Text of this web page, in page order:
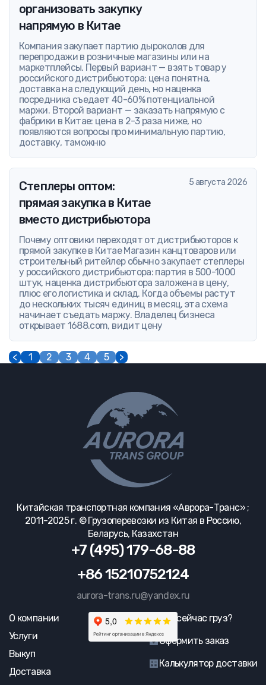
организовать закупку
напрямую в Китае
Компания закупает партию дыроколов для
перепродажи в розничные магазины или на
маркетплейсы. Первый вариант — взять товар у
российского дистрибьютора: цена понятна,
доставка на следующий день, но наценка
посредника съедает 40-60% потенциальной
маржи. Второй вариант — заказать напрямую с
фабрики в Китае: цена в 2-3 раза ниже, но
появляются вопросы про минимальную партию,
доставку, таможню
Степлеры оптом:
прямая закупка в Китае
вместо дистрибьютора
5 августа 2026
Почему оптовики переходят от дистрибьюторов к
прямой закупке в Китае Магазин канцтоваров или
строительный ритейлер обычно закупает степлеры
у российского дистрибьютора: партия в 500-1000
штук, наценка дистрибьютора заложена в цену,
плюс его логистика и склад. Когда объемы растут
до нескольких тысяч единиц в месяц, эта схема
начинает съедать маржу. Владелец бизнеса
открывает 1688.com, видит цену
< 1 2 3 4 5 >
Китайская транспортная компания «Аврора-Транс» ;
2011-2025 г. © Грузоперевозки из Китая в Россию,
Беларусь, Казахстан
+7 (495) 179-68-88
+86 15210752124
aurora-trans.ru@yandex.ru
О компании
Услуги
Выкуп
Доставка
Где сейчас груз?
Оформить заказ
Калькулятор доставки